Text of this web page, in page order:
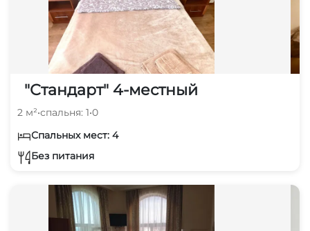
"Стандарт" 4-местный
2 м²•спальня: 1•0
Спальных мест: 4
Без питания